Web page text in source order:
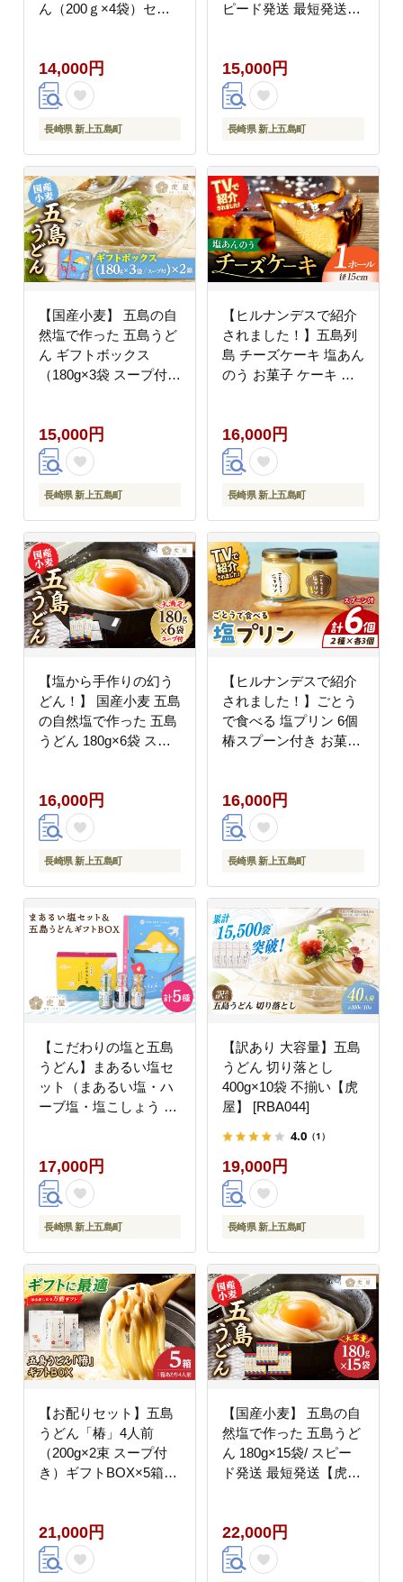
ん（200ｇ×4袋）セッ
ト【虎屋】 [RBA083]
14,000円
長崎県 新上五島町
ピード発送 最短発送
15,000円
長崎県 新上五島町
【国産小麦】 五島の自
然塩で作った 五島うど
ん ギフトボックス
（180g×3袋 スープ付）
[RBA039]
15,000円
長崎県 新上五島町
【ヒルナンデスで紹介
されました！】五島列
島 チーズケーキ 塩あん
のう お菓子 ケーキ ス
16,000円
長崎県 新上五島町
【塩から手作りの幻う
どん！】 国産小麦 五島
の自然塩で作った 五島
うどん 180g×6袋 スー
[RBA002]
16,000円
長崎県 新上五島町
【ヒルナンデスで紹介
されました！】ごとう
で食べる 塩プリン 6個
椿スプーン付き お菓子
16,000円
長崎県 新上五島町
【こだわりの塩と五島
うどん】まあるい塩セ
ット（まあるい塩・ハ
ーブ塩・塩こしょう 各
BOX（180g×3袋 スー
プ付）【虎屋】
[RBA042]
17,000円
長崎県 新上五島町
【訳あり 大容量】五島
うどん 切り落とし
400g×10袋 不揃い【虎
屋】 [RBA044]
4.0 （1）
19,000円
長崎県 新上五島町
【お配りセット】五島
うどん「椿」4人前
（200g×2束 スープ付
き）ギフトBOX×5箱
21,000円
【国産小麦】 五島の自
然塩で作った 五島うど
ん 180g×15袋/ スピー
ド発送 最短発送【虎
22,000円